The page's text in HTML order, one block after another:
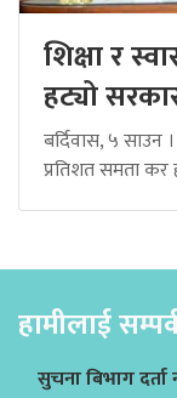
शिक्षा र
हट्यो
बर्दिवास, ५ साउन
प्रतिशत समता कर
हामीलाई
सुचना बिभाग दर्ता